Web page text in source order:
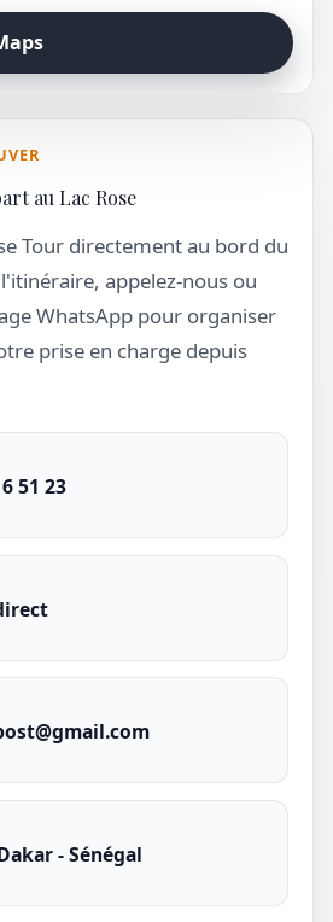
au Lac Rose
Tour directement au bord du
appelez-nous ou
WhatsApp pour organiser
prise en charge depuis
51 23
- Sénégal